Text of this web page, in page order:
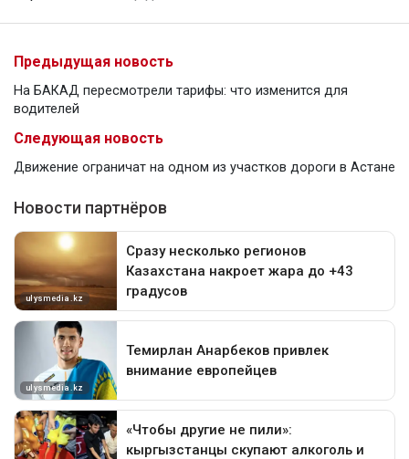
Предыдущая новость
На БАКАД пересмотрели тарифы: что изменится для
водителей
Следующая новость
Движение ограничат на одном из участков дороги в Астане